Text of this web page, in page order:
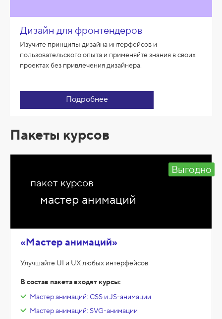
Дизайн для фронтендеров
Изучите принципы дизайна интерфейсов и
пользовательского опыта и применяйте знания в своих
проектах без привлечения дизайнера.
Подробнее
Пакеты курсов
пакет курсов
мастер анимаций
Выгодно
«Мастер анимаций»
Улучшайте UI и UX любых интерфейсов
В состав пакета входят курсы:
Мастер анимаций: CSS и JS-анимации
Мастер анимаций: SVG-анимации